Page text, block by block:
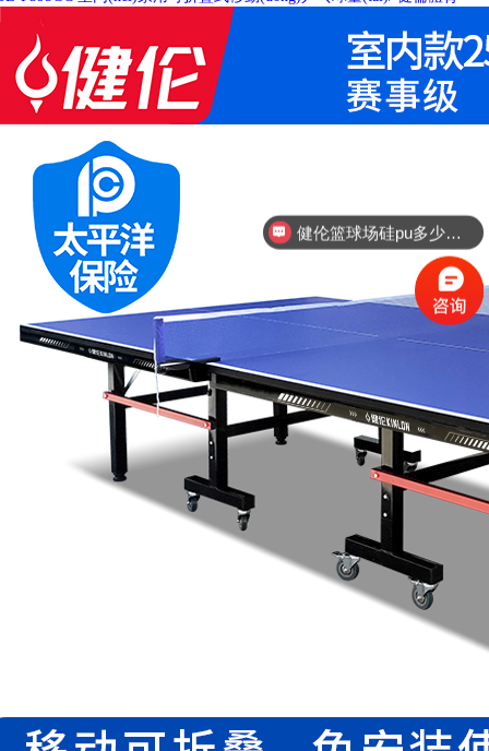
健伦篮球场硅pu多少钱/平方米？
健伦硅pu厂家联系方式